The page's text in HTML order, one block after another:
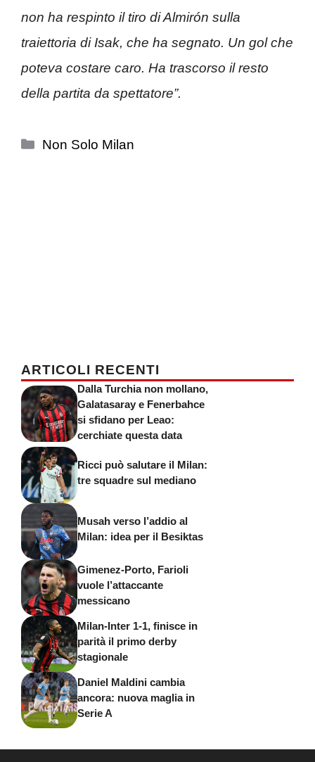
non ha respinto il tiro di Almirón sulla
traiettoria di Isak, che ha segnato. Un gol che
poteva costare caro. Ha trascorso il resto
della partita da spettatore”.
Categorie
Non Solo Milan
ARTICOLI RECENTI
Dalla Turchia non mollano,
Galatasaray e Fenerbahce
si sfidano per Leao:
cerchiate questa data
Ricci può salutare il Milan:
tre squadre sul mediano
Musah verso l’addio al
Milan: idea per il Besiktas
Gimenez-Porto, Farioli
vuole l’attaccante
messicano
Milan-Inter 1-1, finisce in
parità il primo derby
stagionale
Daniel Maldini cambia
ancora: nuova maglia in
Serie A